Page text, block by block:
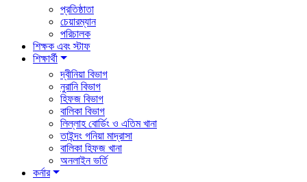
প্রতিষ্ঠাতা
চেয়ারম্যান
পরিচালক
শিক্ষক এবং স্টাফ
শিক্ষার্থী
দ্বীনিয়া বিভাগ
নুরানি বিভাগ
হিফজ বিভাগ
বালিকা বিভাগ
লিল্লাহ বোর্ডিং ও এতিম খানা
তাইন্দং গনিয়া মাদ্রাসা
বালিকা হিফজ খানা
অনলাইন ভর্তি
কর্নার